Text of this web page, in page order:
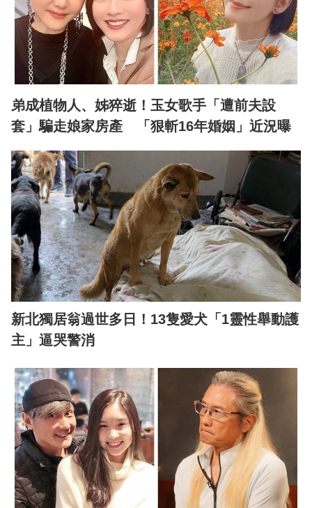
弟成植物人、姊猝逝！玉女歌手「遭前夫設
套」騙走娘家房產 「狠斬16年婚姻」近況曝
新北獨居翁過世多日！13隻愛犬「1靈性舉動護
主」逼哭警消